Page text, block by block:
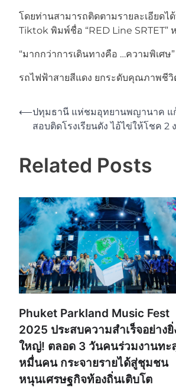
โดยท่านสามารถติดตามรายละเอียด
Tiktok พิมพ์ชื่อ “RED Line
“มากกว่าการเดินทางคือ …ความพิเศษ”
รถไฟฟ้าสายสีแดง ยกระดับคุณภาพชีวิ
Post
navigation
⟵ปทุมธานี แห่ชมอุทยานพญานาค แ
สอบติดโรงเรียนดัง ไอ้ไข่ให้โชค 2
Related Posts
Phuket Parkland Music Fest
2025 ประสบความสำเร็จอย่างยิ่
ใหญ่! ตลอด 3 วันคนร่วมงานทะ
หมื่นคน กระจายรายได้สู่ชุมชน
หนุนเศรษฐกิจท้องถิ่นเติบโต